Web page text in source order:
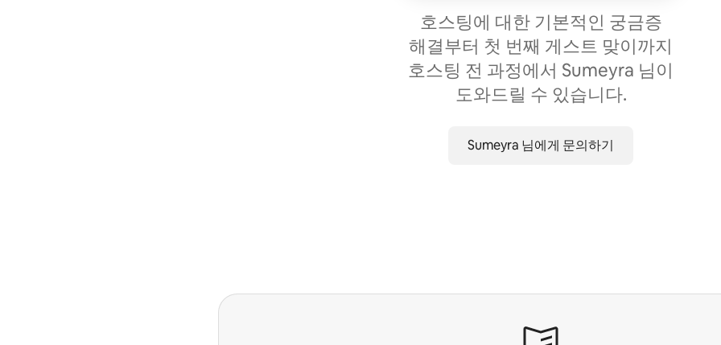
호스팅에 대한 기본적인 궁금증
해결부터 첫 번째 게스트 맞이까지
호스팅 전 과정에서 Sumeyra 님이
도와드릴 수 있습니다.
Sumeyra 님에게 문의하기